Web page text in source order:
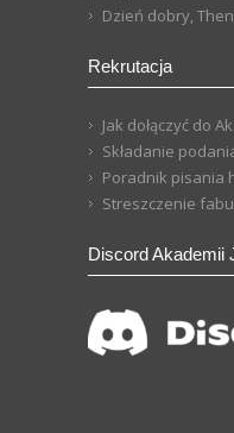
Dzień dobry,
Rekrutacja
Jak dołączyć do
Składanie
Poradnik pisania
Streszczenie
Discord Akademii